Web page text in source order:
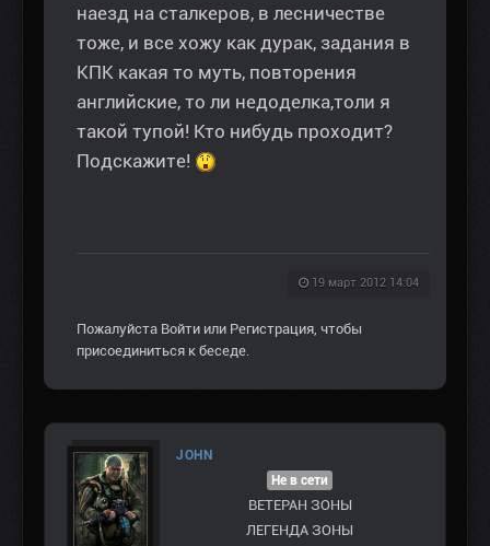
наезд на сталкеров, в лесничестве
тоже, и все хожу как дурак, задания в
КПК какая то муть, повторения
английские, то ли недоделка,толи я
такой тупой! Кто нибудь проходит?
Подскажите!
19 март 2012 14:04
Пожалуйста Войти или Регистрация , чтобы
присоединиться к беседе.
JOHN
Не в сети
ВЕТЕРАН ЗOНЫ
ЛЕГЕНДА ЗОНЫ